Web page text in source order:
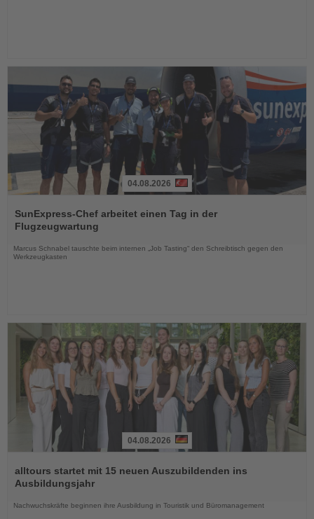
Sie
die
Nachrichten
04.08.2026
SunExpress-Chef arbeitet einen Tag in der
Flugzeugwartung
Marcus Schnabel tauschte beim internen „Job Tasting“ den Schreibtisch gegen den
Werkzeugkasten
Sie
die
04.08.2026
alltours startet mit 15 neuen Auszubildenden ins
Ausbildungsjahr
Nachwuchskräfte beginnen ihre Ausbildung in Touristik und Büromanagement